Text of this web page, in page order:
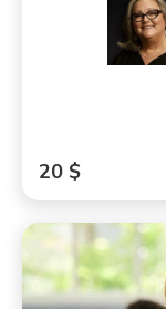
20 $